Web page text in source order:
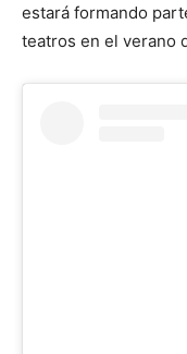
estará formando
teatros en el verano